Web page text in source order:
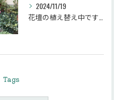
2024/11/19
Tags